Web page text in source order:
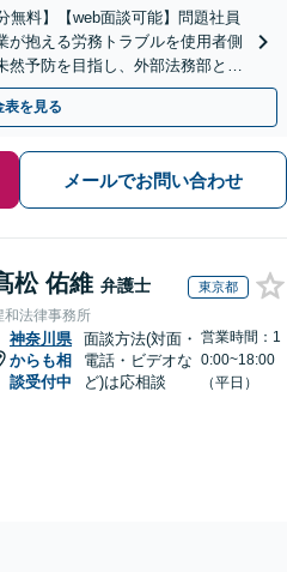
無料】【web面談可能】問題社員
抱える労務トラブルを使用者側
然予防を目指し、外部法務部とし
を提供しております
表を見る
メールでお問い合わせ
松 佑維 弁護士 東京都
和法律事務所
神奈川県
からも相
談受付中
面談方法(対面・
電話・ビデオな
ど)は応相談
営業時間：1
0:00~18:00
（平日）